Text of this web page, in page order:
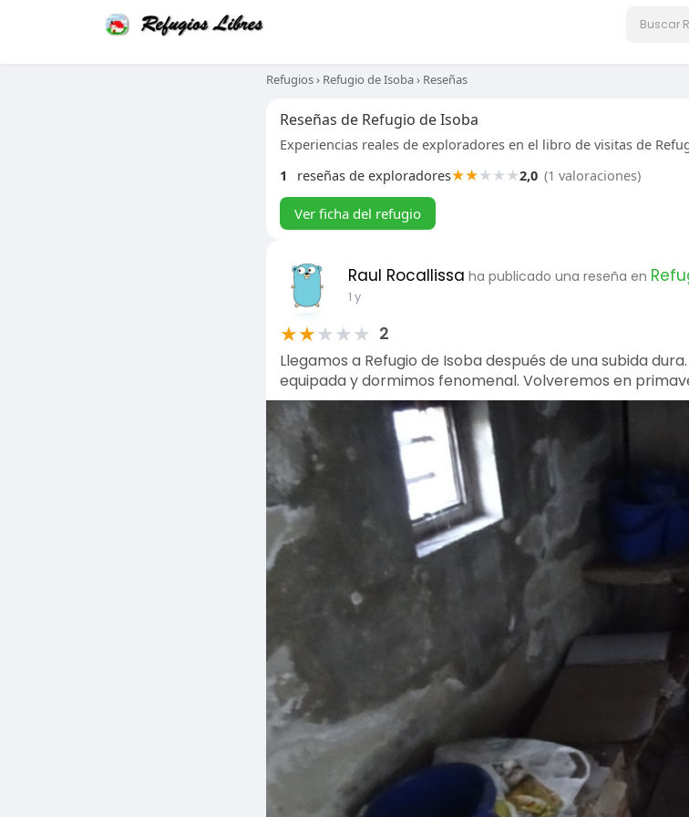
Refugios› Refugio de Isoba› Reseñas
Reseñas de Refugio de Isoba
Experiencias reales de exploradores en el libro de visitas de
1
reseñas de exploradores★★★★★2,0 (1 valoraciones)
Ver ficha del refugio
Raul Rocallissa ha publicado una reseña en
1 y
★★★★★ 2
Llegamos a Refugio de Isoba después de una subida
equipada y dormimos fenomenal. Volveremos en